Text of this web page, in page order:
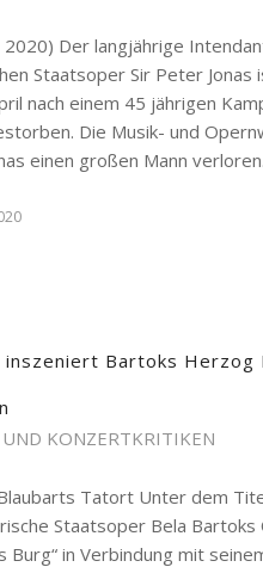
2020) Der langjährige
Staatsoper Sir Peter Jonas
nach einem 45 jährigen
Die Musik- und
einen großen Mann
inszeniert Bartoks Herzog
KONZERTKRITIKEN
Tatort Unter dem
Staatsoper Bela Bartoks
Burg“ in Verbindung mit